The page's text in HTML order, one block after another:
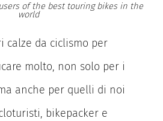
of the best touring bikes in the
world
calze da ciclismo per
molto, non solo per i
anche per quelli di noi
bikepacker e